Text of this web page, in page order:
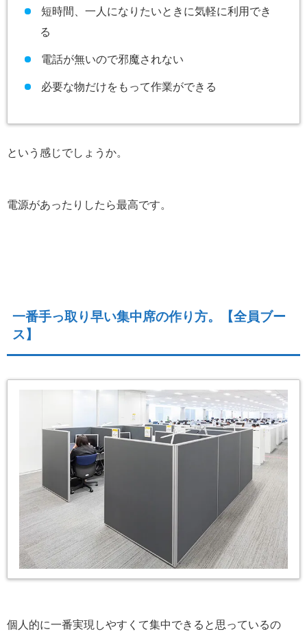
短時間、一人になりたいときに気軽に利用でき
る
電話が無いので邪魔されない
必要な物だけをもって作業ができる
という感じでしょうか。
電源があったりしたら最高です。
一番手っ取り早い集中席の作り方。【全員ブー
ス】
個人的に一番実現しやすくて集中できると思っているの